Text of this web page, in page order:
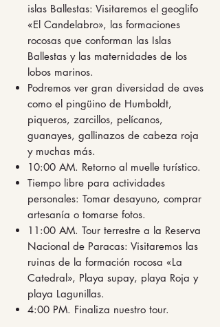
islas Ballestas: Visitaremos el geoglifo
«El Candelabro», las formaciones
rocosas que conforman las Islas
Ballestas y las maternidades de los
lobos marinos.
Podremos ver gran diversidad de aves
como el pingüino de Humboldt,
piqueros, zarcillos, pelícanos,
guanayes, gallinazos de cabeza roja
y muchas más.
10:00 AM. Retorno al muelle turístico.
Tiempo libre para actividades
personales: Tomar desayuno, comprar
artesanía o tomarse fotos.
11:00 AM. Tour terrestre a la Reserva
Nacional de Paracas: Visitaremos las
ruinas de la formación rocosa «La
Catedral», Playa supay, playa Roja y
playa Lagunillas.
4:00 PM. Finaliza nuestro tour.